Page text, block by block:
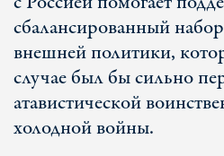
сбалансированный
внешней политики,
случае был бы сильно
атавистической
холодной войны.